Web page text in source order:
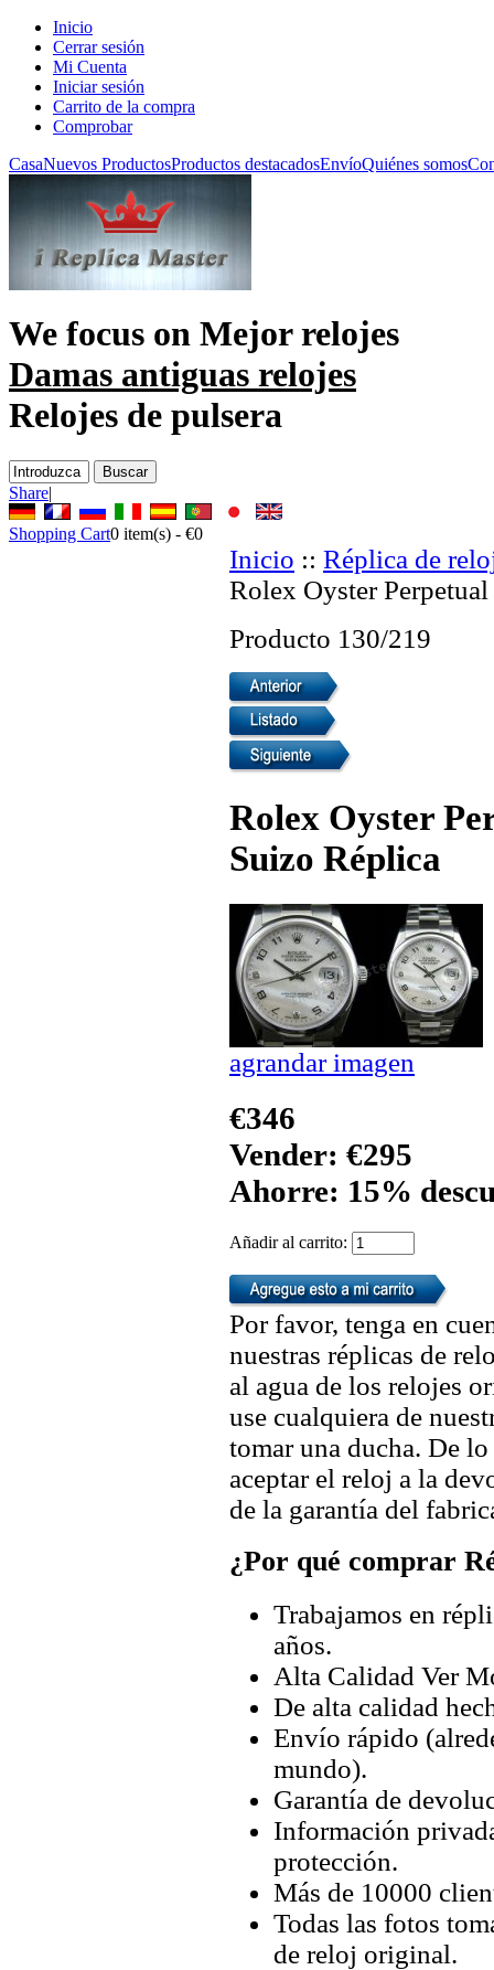
Inicio
Cerrar sesión
Mi Cuenta
Iniciar sesión
Carrito de la compra
Comprobar
CasaNuevos ProductosProductos destacadosEnvíoQuiénes somos
We focus on Mejor relojes
Damas antiguas relojes
Relojes de pulsera
Share|
Shopping Cart0 item(s) - €0
Inicio :: Réplica de
Rolex Oyster
Producto 130/219
Rolex Oyster
Suizo Réplica
agrandar imagen
€346
Vender: €295
Ahorre: 15%
Añadir al carrito:
Por favor, tenga en
nuestras réplicas de
al agua de los relojes
use cualquiera de
tomar una ducha. De
aceptar el reloj a la
de la garantía del
¿Por qué comprar
Trabajamos en
años.
Alta Calidad Ver
De alta calidad
Envío rápido
mundo).
Garantía de
Información
protección.
Más de 10000
Todas las fotos
de reloj original.